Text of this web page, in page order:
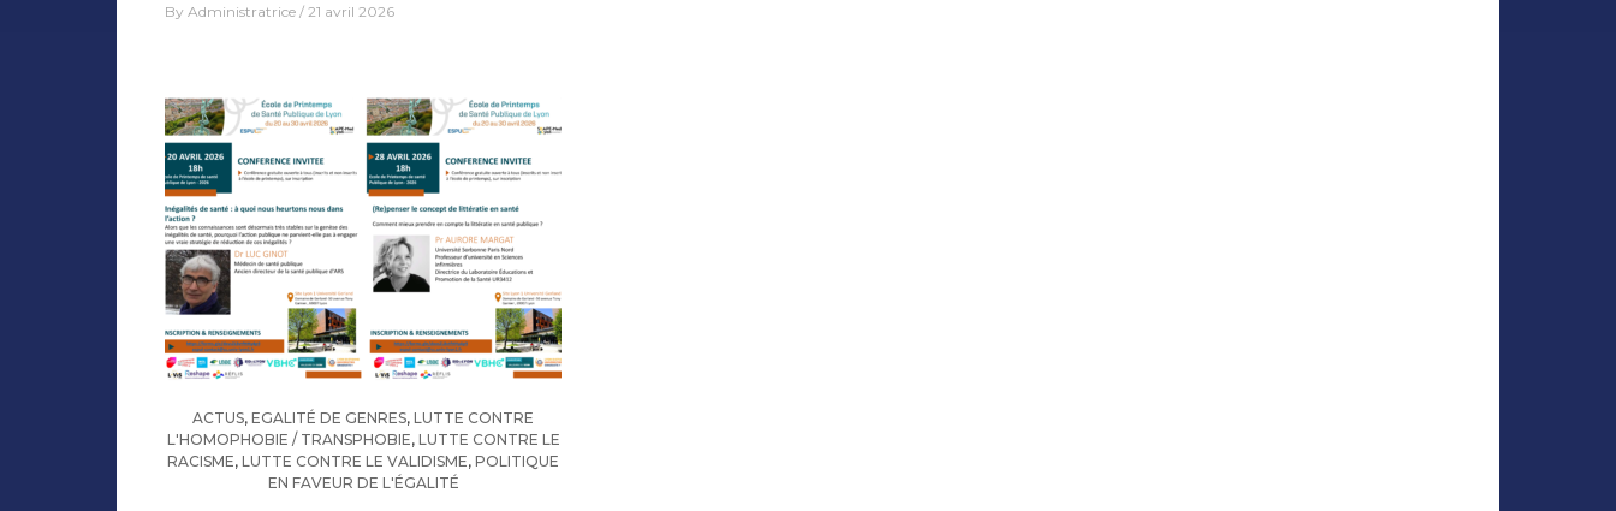
By Administratrice 21 avril 2026
ACTUS, EGALITÉ DE GENRES, LUTTE CONTRE
L'HOMOPHOBIE / TRANSPHOBIE, LUTTE CONTRE LE
RACISME, LUTTE CONTRE LE VALIDISME, POLITIQUE
EN FAVEUR DE L'ÉGALITÉ